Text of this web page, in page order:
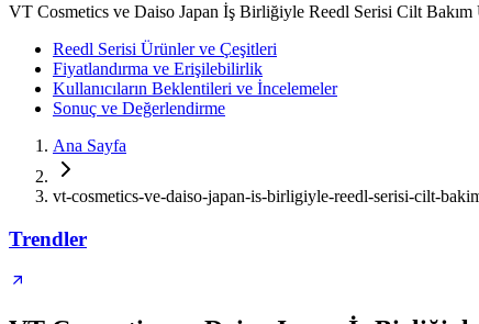
VT Cosmetics ve Daiso Japan İş Birliğiyle Reedl Serisi Cilt Bakım
Reedl Serisi Ürünler ve Çeşitleri
Fiyatlandırma ve Erişilebilirlik
Kullanıcıların Beklentileri ve İncelemeler
Sonuç ve Değerlendirme
Ana Sayfa
vt-cosmetics-ve-daiso-japan-is-birligiyle-reedl-serisi-cilt-
Trendler